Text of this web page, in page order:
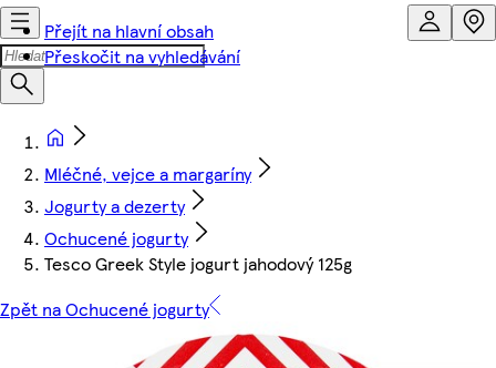
Přejít na hlavní obsah
Přeskočit na vyhledávání
Mléčné, vejce a margaríny
Jogurty a dezerty
Ochucené jogurty
Tesco Greek Style jogurt jahodový 125g
Zpět na Ochucené jogurty